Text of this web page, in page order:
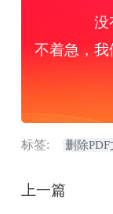
没
不着急，我
标签: 删除
上一篇